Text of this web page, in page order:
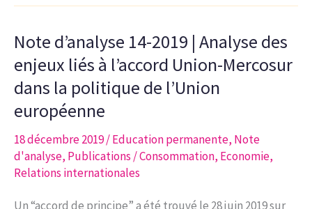
|
Le
régime
des
titres-
services
en
Région
Note d’analyse 14-2019 | Analyse des
enjeux liés à l’accord Union-Mercosur
dans la politique de l’Union
européenne
18 décembre 2019/Education permanente, Note
d'analyse, Publications/Consommation, Economie,
Relations internationales
Un “accord de principe” a été trouvé le 28 juin 2019 sur